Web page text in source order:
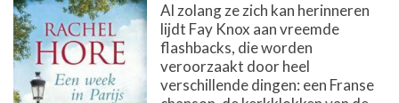
Al zolang ze zich kan herinneren
lijdt Fay Knox aan vreemde
flashbacks, die worden
veroorzaakt door heel
verschillende dingen: een Franse